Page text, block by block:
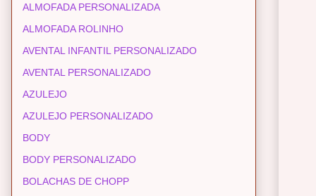
ALMOFADA PERSONALIZADA
ALMOFADA ROLINHO
AVENTAL INFANTIL PERSONALIZADO
AVENTAL PERSONALIZADO
AZULEJO
AZULEJO PERSONALIZADO
BODY
BODY PERSONALIZADO
BOLACHAS DE CHOPP